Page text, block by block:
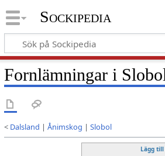
Sockipedia
Fornlämningar i
< Dalsland | Ånimskog | Slobol
Lägg